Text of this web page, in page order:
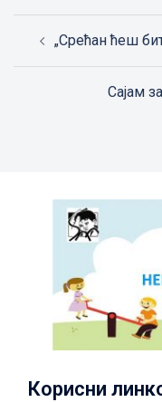
navigation
„Срећан ћеш
Сајам
Корисни